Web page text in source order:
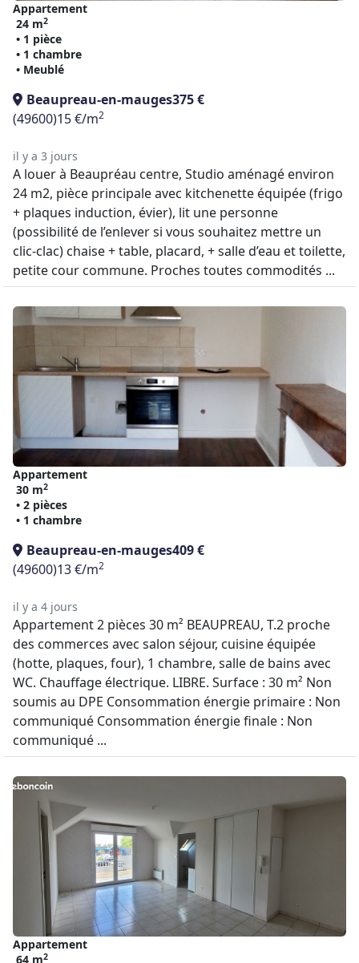
Appartement
24 m2
• 1 pièce
• 1 chambre
• Meublé
Beaupreau-en-mauges375 €
(49600)15 €/m2
il y a 3 jours
A louer à Beaupréau centre, Studio aménagé environ
24 m2, pièce principale avec kitchenette équipée (frigo
+ plaques induction, évier), lit une personne
(possibilité de l’enlever si vous souhaitez mettre un
clic-clac) chaise + table, placard, + salle d’eau et toilette,
petite cour commune. Proches toutes commodités ...
Appartement
30 m2
• 2 pièces
• 1 chambre
Beaupreau-en-mauges409 €
(49600)13 €/m2
il y a 4 jours
Appartement 2 pièces 30 m² BEAUPREAU, T.2 proche
des commerces avec salon séjour, cuisine équipée
(hotte, plaques, four), 1 chambre, salle de bains avec
WC. Chauffage électrique. LIBRE. Surface : 30 m² Non
soumis au DPE Consommation énergie primaire : Non
communiqué Consommation énergie finale : Non
communiqué ...
Appartement
64 m2